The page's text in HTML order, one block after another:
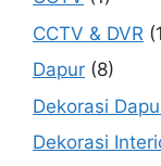
CCTV & DVR
Dapur (8)
Dekorasi
Dekorasi